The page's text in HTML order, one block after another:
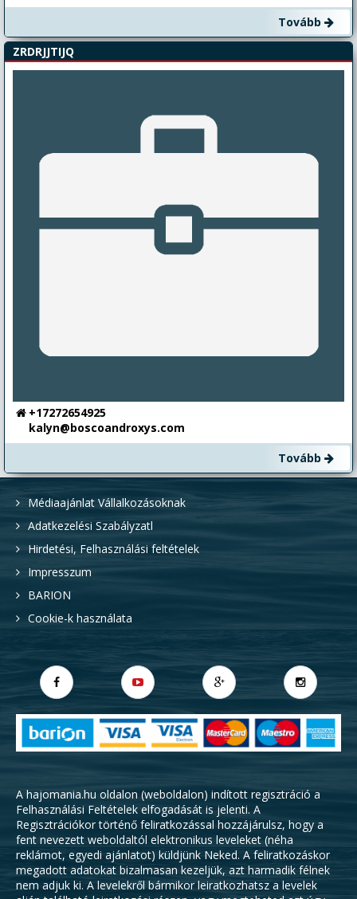
Tovább
ZRDRJJTIJQ
+17272654925
kalyn@boscoandroxys.com
Tovább
Médiaajánlat Vállalkozásoknak
Adatkezelési Szabályzatl
Hirdetési, Felhasználási feltételek
Impresszum
BARION
Cookie-k használata
A hajomania.hu oldalon (weboldalon) indított regisztráció a
Felhasználási Feltételek elfogadását is jelenti. A
Regisztrációkor történő feliratkozással hozzájárulsz, hogy a
fent nevezett weboldaltól elektronikus leveleket (néha
reklámot, egyedi ajánlatot) küldjünk Neked. A feliratkozáskor
megadott adatokat bizalmasan kezeljük, azt harmadik félnek
nem adjuk ki. A levelekről bármikor leiratkozhatsz a levelek